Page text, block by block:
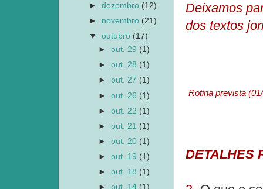
Deixamos
dos textos
Rotina prevista
DETALHES
►dezembro (12)
► novembro (21)
▼outubro (17)
►out. 29 (1)
►out. 28 (1)
►out. 27 (1)
►out. 26 (1)
►out. 22 (1)
►out. 21 (1)
►out. 20 (1)
►out. 19 (1)
►out. 18 (1)
►out. 14 (1)